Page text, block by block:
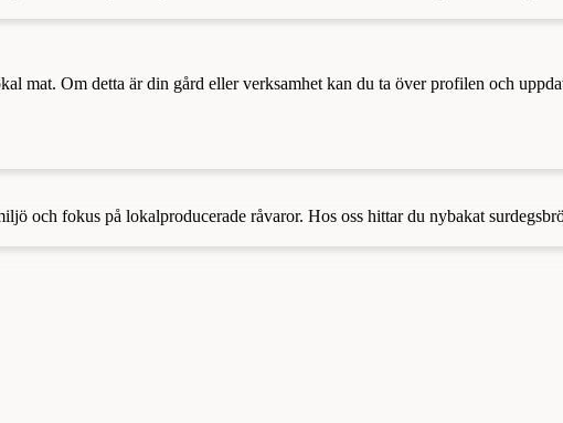
mat. Om detta är din gård eller verksamhet kan du ta över profilen och
och fokus på lokalproducerade råvaror. Hos oss hittar du nybakat